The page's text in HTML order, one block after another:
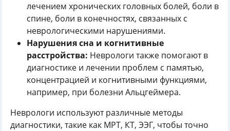
лечением хронических головных болей, боли в
спине, боли в конечностях, связанных с
неврологическими нарушениями.
Нарушения сна и когнитивные
расстройства: Неврологи также помогают в
диагностике и лечении проблем с памятью,
концентрацией и когнитивными функциями,
например, при болезни Альцгеймера.
Неврологи используют различные методы
диагностики, такие как МРТ, КТ, ЭЭГ, чтобы точно